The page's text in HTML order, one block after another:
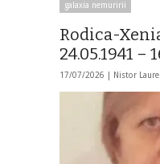
galaxia nemuririi
Rodica-
24.05.1941 –
17/07/2026 | Nistor